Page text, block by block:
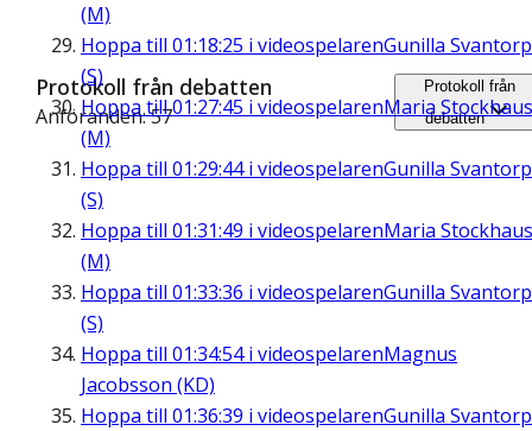
(M)
Hoppa till 01:18:25 i videospelarenGunilla Svantorp
(S)
Hoppa till01:27:45 i videospelarenMaria Stockhaus
(M)
Hoppa till 01:29:44i videospelarenGunilla Svantorp
(S)
Hoppa till 01:31:49 i videospelarenMaria Stockhaus
(M)
Hoppa till 01:33:36 i videospelarenGunilla Svantorp
(S)
Hoppa till 01:34:54i videospelarenMagnus
Jacobsson (KD)
Hoppa till 01:36:39 i videospelarenGunilla Svantorp
Protokoll från debatten
Anföranden: 57
Protokoll från
debatten